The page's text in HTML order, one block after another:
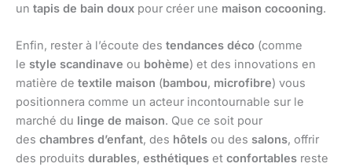
un tapis de bain doux pour créer une maison cocooning.
Enfin, rester à l’écoute des tendances déco (comme
le style scandinave ou bohème) et des innovations en
matière de textile maison (bambou, microfibre) vous
positionnera comme un acteur incontournable sur le
marché du linge de maison. Que ce soit pour
des chambres d’enfant, des hôtels ou des salons, offrir
des produits durables, esthétiques et confortables reste